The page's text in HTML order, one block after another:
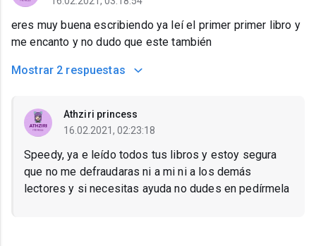
eres muy buena escribiendo ya leí el primer primer libro y
me encanto y no dudo que este también
Mostrar 2 respuestas
Athziri princess
16.02.2021, 02:23:18
Speedy, ya e leído todos tus libros y estoy segura
que no me defraudaras ni a mi ni a los demás
lectores y si necesitas ayuda no dudes en pedírmela